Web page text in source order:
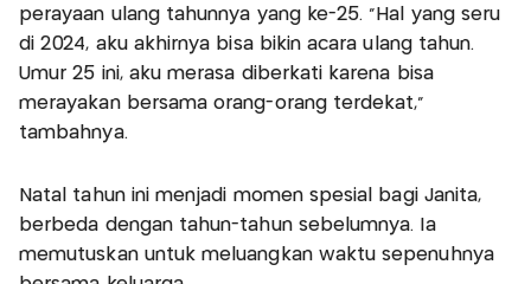
perayaan ulang tahunnya yang ke-25. "Hal yang seru
di 2024, aku akhirnya bisa bikin acara ulang tahun.
Umur 25 ini, aku merasa diberkati karena bisa
merayakan bersama orang-orang terdekat,"
tambahnya.
Natal tahun ini menjadi momen spesial bagi Janita,
berbeda dengan tahun-tahun sebelumnya. Ia
memutuskan untuk meluangkan waktu sepenuhnya